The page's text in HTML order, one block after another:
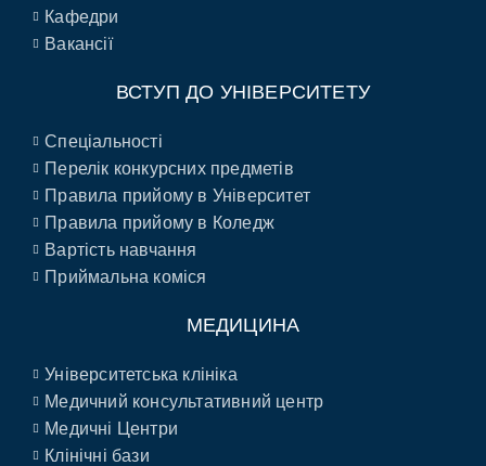
Кафедри
Вакансії
ВСТУП ДО УНІВЕРСИТЕТУ
Спеціальності
Перелік конкурсних предметів
Правила прийому в Університет
Правила прийому в Коледж
Вартість навчання
Приймальна коміся
МЕДИЦИНА
Університетська клініка
Медичний консультативний центр
Медичні Центри
Клінічні бази